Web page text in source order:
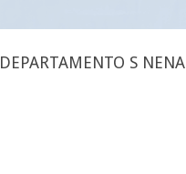
DEPARTAMENTO S NENA